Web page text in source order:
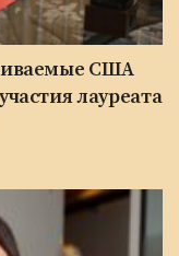
США
лауреата